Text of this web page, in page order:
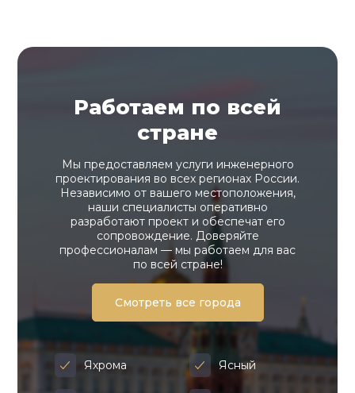
Работаем по всей
стране
Мы предоставляем услуги инженерного
проектирования во всех регионах России.
Независимо от вашего местоположения,
наши специалисты оперативно
разработают проект и обеспечат его
сопровождение. Доверяйте
профессионалам — мы работаем для вас
по всей стране!
Смотреть все города
Яхрома Ясный